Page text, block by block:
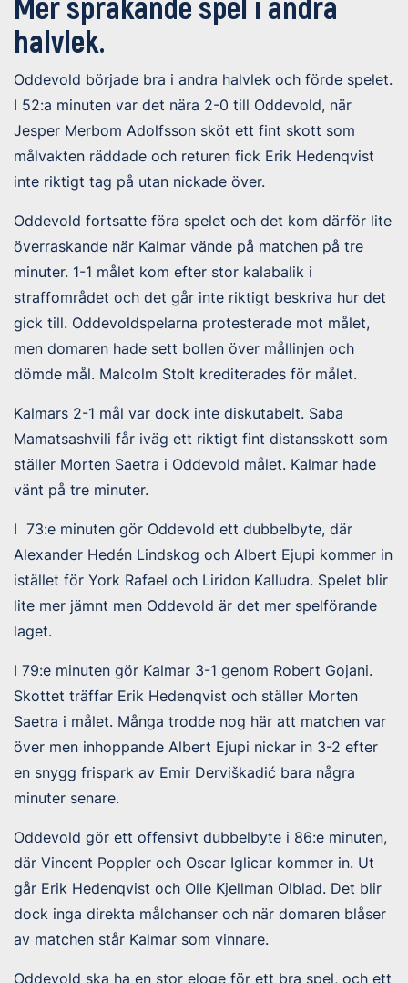
halvlek.
Oddevold började bra i andra halvlek och förde spelet.
I 52:a minuten var det nära 2-0 till Oddevold, när
Jesper Merbom Adolfsson sköt ett fint skott som
målvakten räddade och returen fick Erik Hedenqvist
inte riktigt tag på utan nickade över.
Oddevold fortsatte föra spelet och det kom därför lite
överraskande när Kalmar vände på matchen på tre
minuter. 1-1 målet kom efter stor kalabalik i
straffområdet och det går inte riktigt beskriva hur det
gick till. Oddevoldspelarna protesterade mot målet,
men domaren hade sett bollen över mållinjen och
dömde mål. Malcolm Stolt krediterades för målet.
Kalmars 2-1 mål var dock inte diskutabelt. Saba
Mamatsashvili får iväg ett riktigt fint distansskott som
ställer Morten Saetra i Oddevold målet. Kalmar hade
vänt på tre minuter.
I 73:e minuten gör Oddevold ett dubbelbyte, där
Alexander Hedén Lindskog och Albert Ejupi kommer in
istället för York Rafael och Liridon Kalludra. Spelet blir
lite mer jämnt men Oddevold är det mer spelförande
laget.
I 79:e minuten gör Kalmar 3-1 genom Robert Gojani.
Skottet träffar Erik Hedenqvist och ställer Morten
Saetra i målet. Många trodde nog här att matchen var
över men inhoppande Albert Ejupi nickar in 3-2 efter
en snygg frispark av Emir Derviškadić bara några
minuter senare.
Oddevold gör ett offensivt dubbelbyte i 86:e minuten,
där Vincent Poppler och Oscar Iglicar kommer in. Ut
går Erik Hedenqvist och Olle Kjellman Olblad. Det blir
dock inga direkta målchanser och när domaren blåser
av matchen står Kalmar som vinnare.
Oddevold ska ha en stor eloge för ett bra spel, och ett